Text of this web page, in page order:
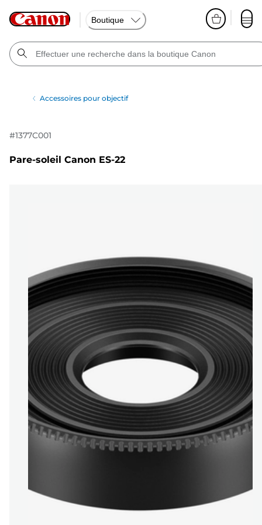
Boutique
Accessoires pour objectif
#1377C001
Pare-soleil Canon ES-22